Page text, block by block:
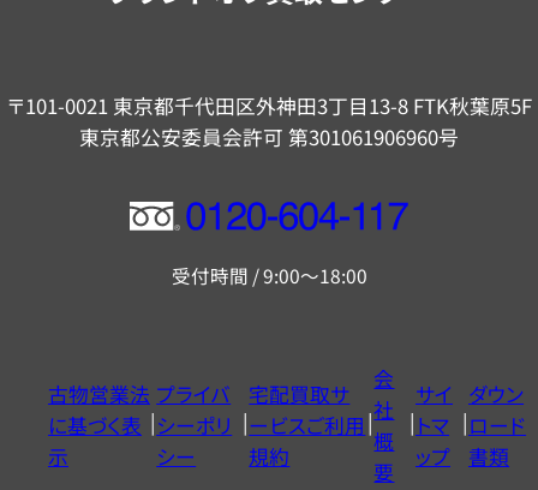
〒101-0021 東京都千代田区外神田3丁目13-8 FTK秋葉原5F
東京都公安委員会許可 第301061906960号
フ
ー
ヤ
ル
0120604117
受付時間 / 9:00～18:00
古物営業法
に基づく表
示
プライバ
シーポリ
シー
宅配買取サ
ービスご利用
規約
会
社
概
要
サイ
トマ
ップ
ダウン
ロード
書類